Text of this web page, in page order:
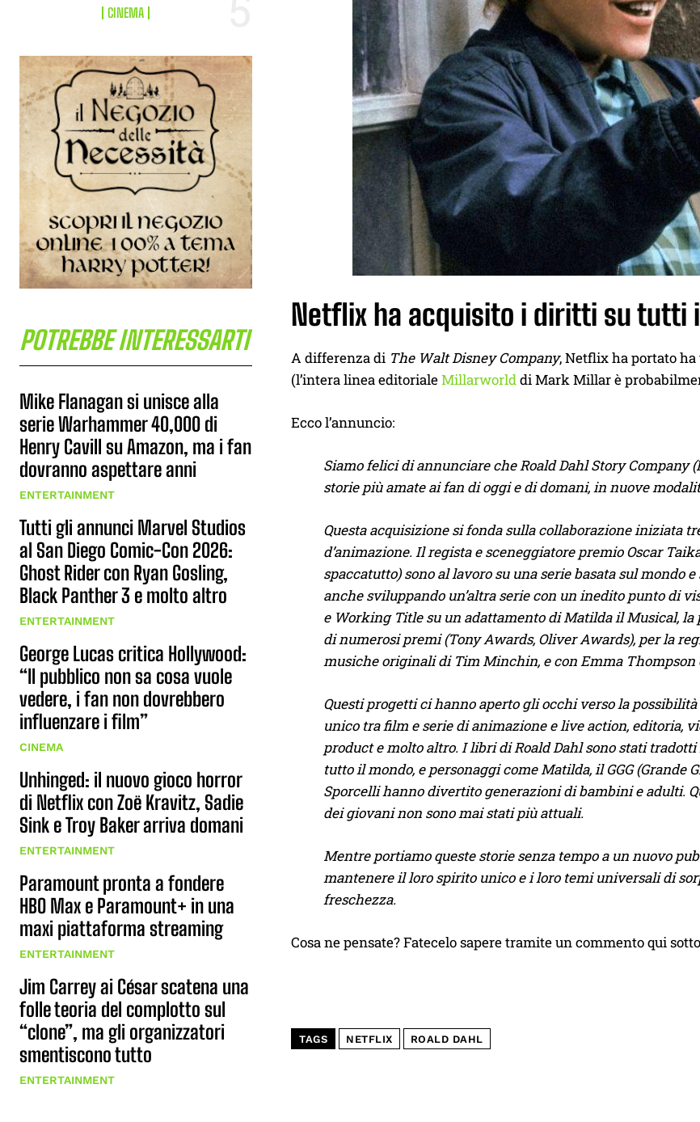
CINEMA
POTREBBE INTERESSARTI
Mike Flanagan si unisce alla
serie Warhammer 40,000 di
Henry Cavill su Amazon, ma i fan
dovranno aspettare anni
ENTERTAINMENT
Tutti gli annunci Marvel Studios
al San Diego Comic-Con 2026:
Ghost Rider con Ryan Gosling,
Black Panther 3 e molto altro
ENTERTAINMENT
George Lucas critica Hollywood:
“Il pubblico non sa cosa vuole
vedere, i fan non dovrebbero
influenzare i film”
CINEMA
Unhinged: il nuovo gioco horror
di Netflix con Zoë Kravitz, Sadie
Sink e Troy Baker arriva domani
ENTERTAINMENT
Paramount pronta a fondere
HBO Max e Paramount+ in una
maxi piattaforma streaming
ENTERTAINMENT
Jim Carrey ai César scatena una
folle teoria del complotto sul
“clone”, ma gli organizzatori
smentiscono tutto
ENTERTAINMENT
Netflix ha acquisito i diritti su tutti
A differenza di The Walt Disney Company, Netflix ha portato
(l’intera linea editorialeMillarworlddi Mark Millar è
Ecco l’annuncio:
Siamo felici di annunciare che Roald Dahl Story Company
storie più amate ai fan di oggi e di domani, in nuove
Questa acquisizione si fonda sulla collaborazione iniziata
d’animazione. Il regista e sceneggiatore premio Oscar
spaccatutto) sono al lavoro su una serie basata sul mondo
anche sviluppando un’altra serie con un inedito punto di
e Working Title su un adattamento di Matilda il Musical,
di numerosi premi (Tony Awards, Oliver Awards), per la
musiche originali di Tim Minchin, e con Emma Thompson
Questi progetti ci hanno aperto gli occhi verso la
unico tra film e serie di animazione e live action, editoria,
product e molto altro. I libri di Roald Dahl sono stati
tutto il mondo, e personaggi come Matilda, il GGG
Sporcelli hanno divertito generazioni di bambini e adulti.
dei giovani non sono mai stati più attuali.
Mentre portiamo queste storie senza tempo a un nuovo
mantenere il loro spirito unico e i loro temi universali di
freschezza.
Cosa ne pensate? Fatecelo sapere tramite un commento qui
TAGS NETFLIX ROALD DAHL